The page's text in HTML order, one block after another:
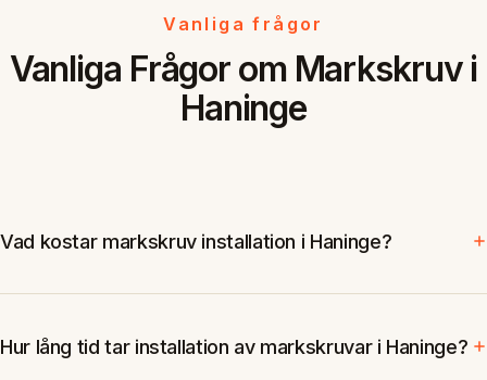
Vanliga frågor
Vanliga Frågor om Markskruv i
Haninge
Vad kostar markskruv installation i Haninge?
Hur lång tid tar installation av markskruvar i Haninge?